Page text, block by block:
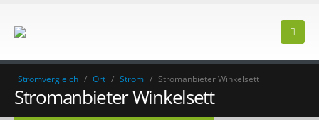
Stromvergleich / Ort / Strom / Stromanbieter Winkelsett
Stromanbieter Winkelsett